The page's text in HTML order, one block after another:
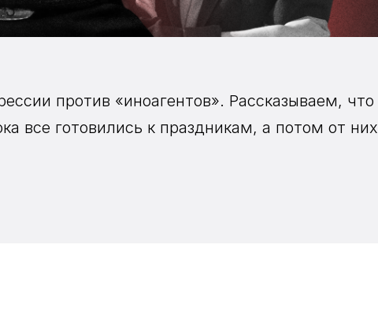
против «иноагентов». Рассказываем, что
все готовились к праздникам, а потом от них